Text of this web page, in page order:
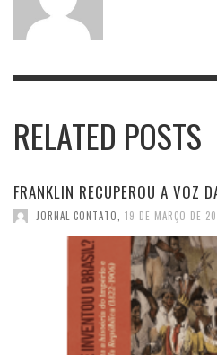
RELATED POSTS
FRANKLIN RECUPEROU A VOZ
JORNAL CONTATO 19 DE MARÇO DE